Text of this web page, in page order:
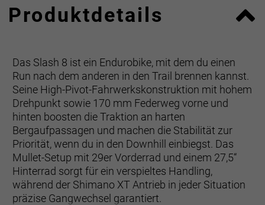
Produktdetails
Das Slash 8 ist ein Endurobike, mit dem du einen
Run nach dem anderen in den Trail brennen kannst.
Seine High-Pivot-Fahrwerkskonstruktion mit hohem
Drehpunkt sowie 170 mm Federweg vorne und
hinten boosten die Traktion an harten
Bergaufpassagen und machen die Stabilität zur
Priorität, wenn du in den Downhill einbiegst. Das
Mullet-Setup mit 29er Vorderrad und einem 27,5“
Hinterrad sorgt für ein verspieltes Handling,
während der Shimano XT Antrieb in jeder Situation
präzise Gangwechsel garantiert.